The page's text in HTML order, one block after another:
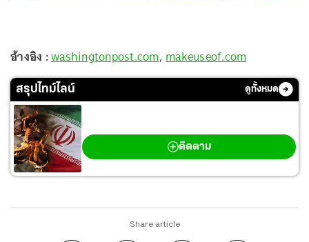
อ้างอิง :washingtonpost.com, makeuseof.com
สรุปไทม์ไลน์ ดูทั้งหมด
ติดตาม
Share article